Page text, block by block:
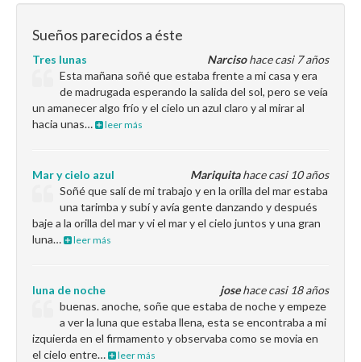
Sueños parecidos a éste
Narcisohace casi 7 años
Tres lunas
Esta mañana soñé que estaba frente a mi casa y era
de madrugada esperando la salida del sol, pero se veía
un amanecer algo frío y el cielo un azul claro y al mirar al
hacia unas…
leer más
Mariquitahace casi 10 años
Mar y cielo azul
Soñé que salí de mi trabajo y en la orilla del mar estaba
una tarimba y subí y avía gente danzando y después
baje a la orilla del mar y vi el mar y el cielo juntos y una gran
luna…
leer más
josehace casi 18 años
luna de noche
buenas. anoche, soñe que estaba de noche y empeze
a ver la luna que estaba llena, esta se encontraba a mi
izquierda en el firmamento y observaba como se movia en
el cielo entre…
leer más